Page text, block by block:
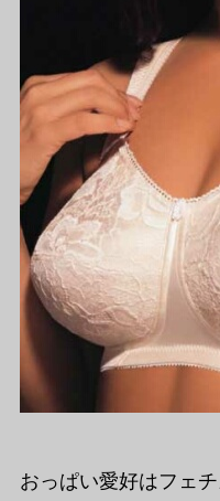
おっぱい愛好はフェ